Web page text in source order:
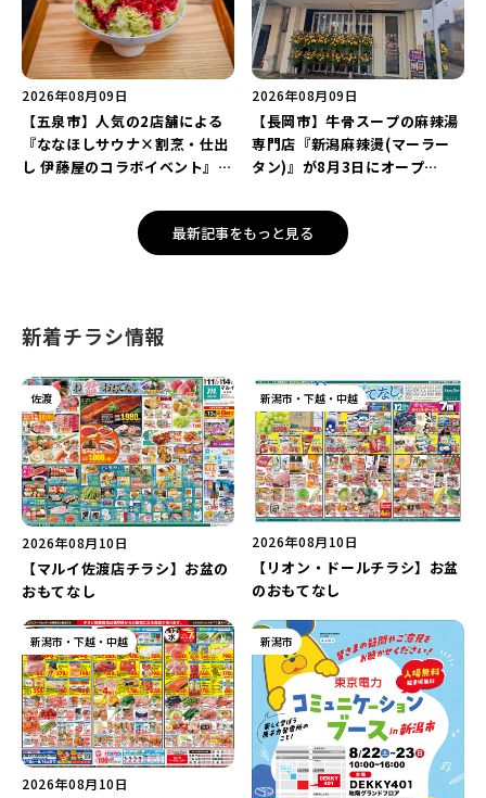
2026年08月09日
【五泉市】人気の2店舗による
『ななほしサウナ×割烹・仕出
し 伊藤屋のコラボイベント』が
かき氷でととのえよう♪
2026年08月09日
【長岡市】牛骨スープの麻辣湯
専門店『新潟麻辣燙(マーラー
タン)』が8月3日にオープ
キャンペーンを実施中♪
最新記事をもっと見る
新着チラシ情報
佐渡
2026年08月10日
【マルイ佐渡店チラシ】お盆の
おもてなし
新潟市・下越・中越
2026年08月10日
【リオン・ドールチラシ】お盆
のおもてなし
新潟市・下越・中越
2026年08月10日
新潟市